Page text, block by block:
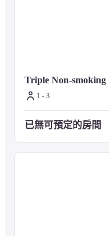
Triple Non-smoking
1 - 3
已無可預定的房間